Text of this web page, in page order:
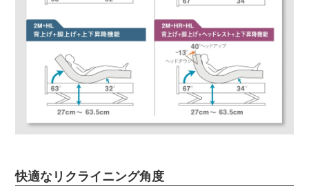
快適なリクライニング角度